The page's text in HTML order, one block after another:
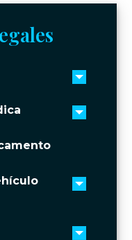
Toggle
Toggle
Toggle